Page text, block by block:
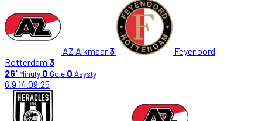
AZ Alkmaar 3
Feyenoord
Rotterdam 3
26' Minuty 0 Gole 0 Asysty
6.9 14.09.25